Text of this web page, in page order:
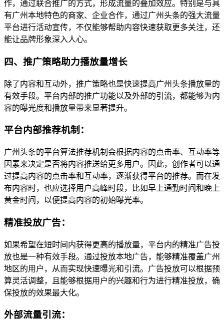
作，通过联合推广的方式，形成流量的叠加效应。特别是与具
有广州本地特色的商家、企业合作，通过广州头条的强大流量
平台进行活动宣传，不仅能够帮助内容快速获取更多关注，还
能让品牌形象深入人心。
四、推广策略助力播放量增长
除了内容和互动外，推广策略也是快速提高广州头条播放量的
有效手段。平台内部的推广功能以及外部的引流，都能够为内
容的曝光度和播放量带来显著提升。
平台内部推荐机制：
广州头条的平台算法推荐机制会根据内容的点击率、互动率等
因素来决定是否将内容推送给更多用户。因此，创作者可以通
过提高内容的点击率和互动率，逐渐获得平台的推荐。而在发
布内容时，也应选择用户高峰时段，比如早上通勤时间和晚上
黄金时间，以便提高内容的初始曝光率。
精准投放广告：
如果希望在短时间内获得更高的播放量，平台内的精准广告投
放也是一种有效手段。通过投放本地广告，能够精准覆盖广州
地区的用户，从而实现快速曝光和引流。广告投放可以根据预
算灵活调整，且能够根据用户的兴趣和行为进行精准投放，确
保投放的效果最大化。
外部流量引流：